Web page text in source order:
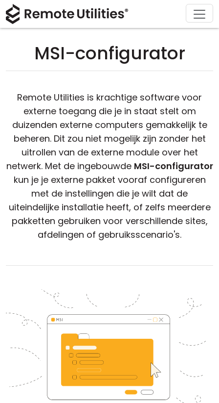
MSI-configurator
Remote Utilities is krachtige software voor
externe toegang die je in staat stelt om
duizenden externe computers gemakkelijk te
beheren. Dit zou niet mogelijk zijn zonder het
uitrollen van de externe module over het
netwerk. Met de ingebouwde MSI-configurator
kun je je externe pakket vooraf configureren
met de instellingen die je wilt dat de
uiteindelijke installatie heeft, of zelfs meerdere
pakketten gebruiken voor verschillende sites,
afdelingen of gebruiksscenario's.
Product
Beveiliging
Versie-informatie
Verbinding modi
Onbeheerd Toegang
Ondersteuning voor Active Directory
MSI-configuratie
Cloud & On-Premise
Oplossingen
Productie en Detailhandel
Onderwijs en Overheid
Informatietechnologie
Downloaden
macOS
iOS/Android
Kopen
Licentie Assistent
Ondersteuning
Documentatie
Over
Perskamer